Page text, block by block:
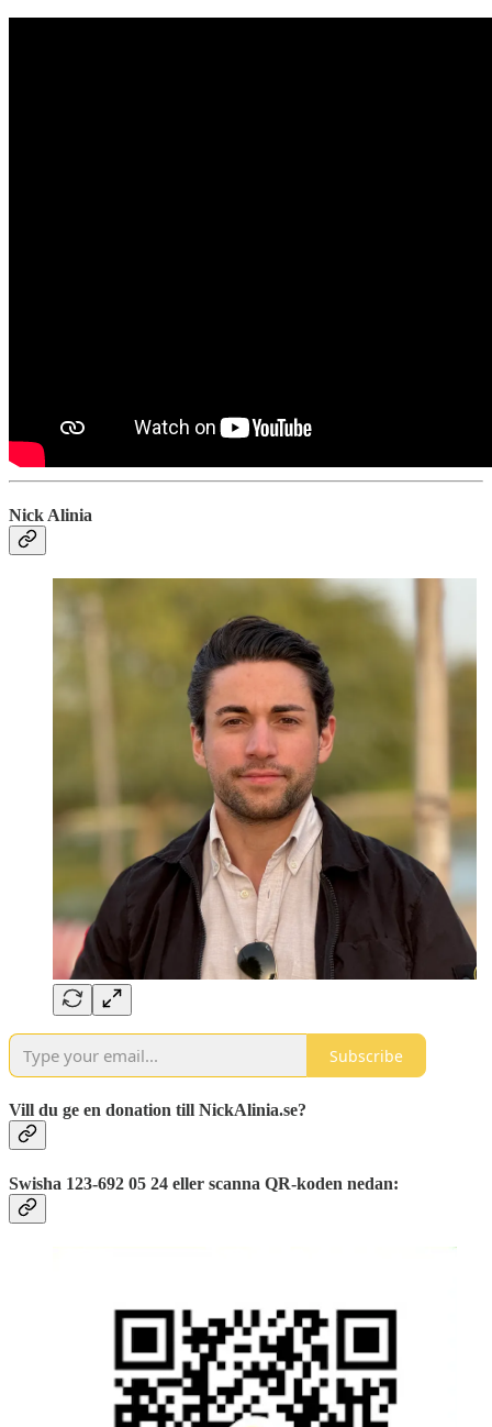
Nick Alinia
Subscribe
Vill du ge en donation till NickAlinia.se?
Swisha 123-692 05 24 eller scanna QR-koden nedan: